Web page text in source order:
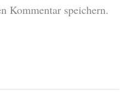
Kommentar speichern.